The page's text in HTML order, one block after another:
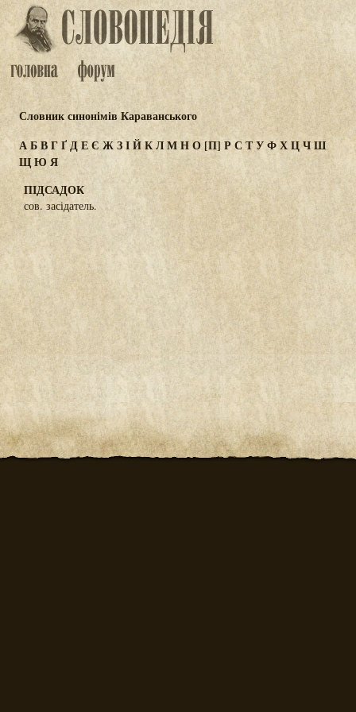
Словник синонімів Караванського
АБВГҐДЕЄ ЖЗІЙКЛМНО[П] Р С ТУФХЦЧШ
ЩЮ Я
ПІДСАДОК
сов. засідатель.